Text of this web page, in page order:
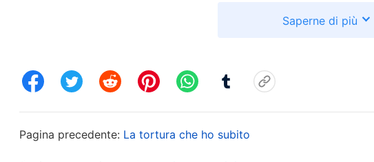
mi faceva venire da vomitare e le lacrime mi rigavano il
spalancato gli occhi per la rabbia e mi ha stretto il collo con
Se non lo fai, ti strangolo. Non mi dimenticherai mai, ogni
ha strozzata al punto che non riuscivo più a respirare bene
esalare l’ultimo respiro. Gli ho detto che non sapevo nulla,
Saperne di più
Pagina precedente: La tortura che ho subito